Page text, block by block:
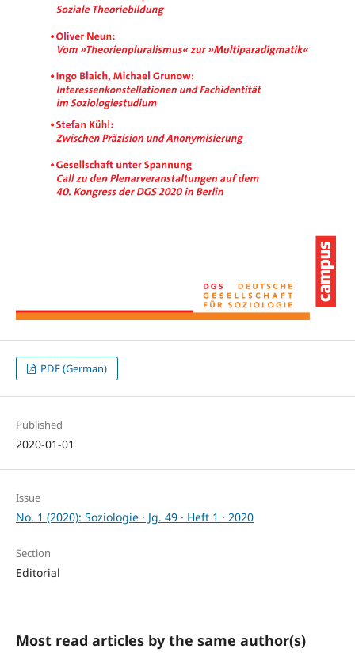
PDF (German)
Published
2020-01-01
Issue
No. 1 (2020): Soziologie · Jg. 49 · Heft 1 · 2020
Section
Editorial
Most read articles by the same author(s)